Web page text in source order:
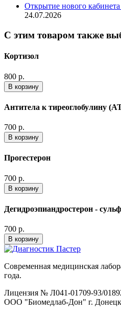
Открытие нового
24.07.2026
С этим товаром также
Кортизол
800 р.
В корзину
Антитела к тиреоглобулину
700 р.
В корзину
Прогестерон
700 р.
В корзину
Дегидроэпиандростерон -
700 р.
В корзину
Современная медицинская
года.
Лицензия № Л041-01709-93/
ООО "Биомедлаб-Дон" г.